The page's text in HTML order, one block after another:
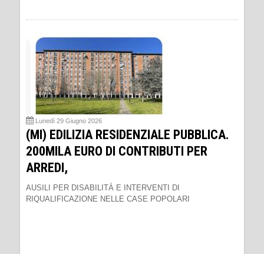
Lunedì 29 Giugno 2026
(MI) EDILIZIA RESIDENZIALE PUBBLICA.
200MILA EURO DI CONTRIBUTI PER
ARREDI,
AUSILI PER DISABILITÀ E INTERVENTI DI
RIQUALIFICAZIONE NELLE CASE POPOLARI